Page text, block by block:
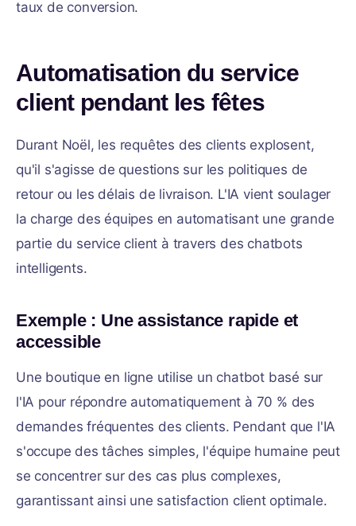
taux de conversion.
Automatisation du service
client pendant les fêtes
Durant Noël, les requêtes des clients explosent,
qu'il s'agisse de questions sur les politiques de
retour ou les délais de livraison. L'IA vient soulager
la charge des équipes en automatisant une grande
partie du service client à travers des chatbots
intelligents.
Exemple : Une assistance rapide et
accessible
Une boutique en ligne utilise un chatbot basé sur
l'IA pour répondre automatiquement à 70 % des
demandes fréquentes des clients. Pendant que l'IA
s'occupe des tâches simples, l'équipe humaine peut
se concentrer sur des cas plus complexes,
garantissant ainsi une satisfaction client optimale.